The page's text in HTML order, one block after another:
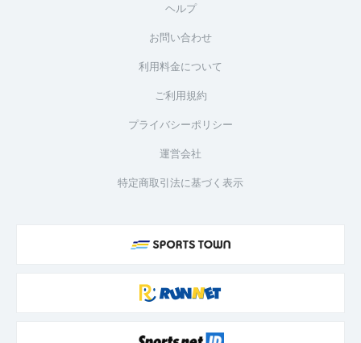
ヘルプ
お問い合わせ
利用料金について
ご利用規約
プライバシーポリシー
運営会社
特定商取引法に基づく表示